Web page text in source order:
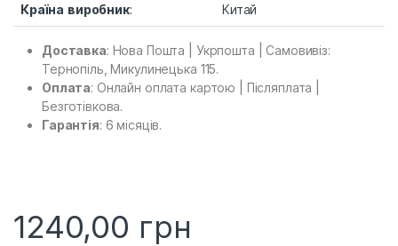
Країна виробник: Китай
Доставка: Нова Пошта Укрпошта
Самовивіз:
Тернопіль, Микулинецька 115.
Оплата: Онлайн оплата картою Післяплата
Безготівкова.
Гарантія: 6 місяців.
1240,00 грн